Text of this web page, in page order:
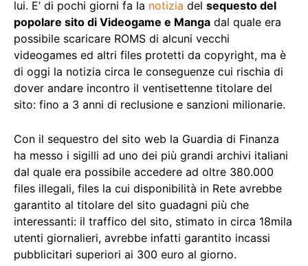
lui. E’ di pochi giorni fa la notizia del sequesto del
popolare sito di Videogame e Manga dal quale era
possibile scaricare ROMS di alcuni vecchi
videogames ed altri files protetti da copyright, ma è
di oggi la notizia circa le conseguenze cui rischia di
dover andare incontro il ventisettenne titolare del
sito: fino a 3 anni di reclusione e sanzioni milionarie.
Con il sequestro del sito web la Guardia di Finanza
ha messo i sigilli ad uno dei più grandi archivi italiani
dal quale era possibile accedere ad oltre 380.000
files illegali, files la cui disponibilità in Rete avrebbe
garantito al titolare del sito guadagni più che
interessanti: il traffico del sito, stimato in circa 18mila
utenti giornalieri, avrebbe infatti garantito incassi
pubblicitari superiori ai 300 euro al giorno.